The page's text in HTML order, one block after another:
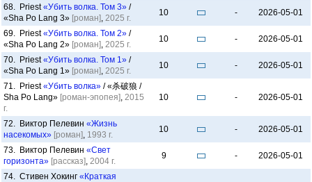
68. Priest«Убить волка. Том 3» /
«Sha Po Lang 3» [роман], 2025 г.
10 - 2026-05-01
69. Priest«Убить волка. Том 2» /
«Sha Po Lang 2» [роман], 2025 г.
10 - 2026-05-01
70. Priest«Убить волка. Том 1» /
«Sha Po Lang 1» [роман], 2025 г.
10 - 2026-05-01
71. Priest«Убить волка» / «杀破狼 /
Sha Po Lang» [роман-эпопея], 2015
г.
10 - 2026-05-01
72. Виктор Пелевин «Жизнь
насекомых» [роман], 1993 г.
10 - 2026-05-01
73. Виктор Пелевин «Свет
горизонта» [рассказ], 2004 г.
9 - 2026-05-01
74. Стивен Хокинг «Краткая